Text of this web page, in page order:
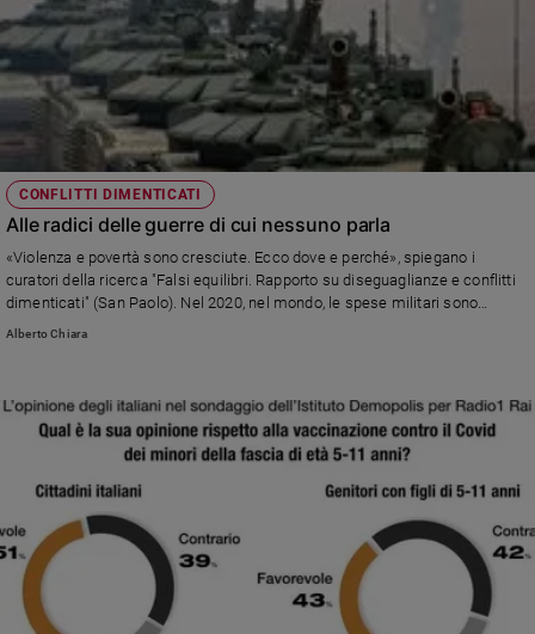
CONFLITTI DIMENTICATI
Alle radici delle guerre di cui nessuno parla
«Violenza e povertà sono cresciute. Ecco dove e perché», spiegano i
curatori della ricerca "Falsi equilibri. Rapporto su diseguaglianze e conflitti
dimenticati" (San Paolo). Nel 2020, nel mondo, le spese militari sono
aumentate del 2,6% in termini reali (+9,3% nell’ultimo decennio) e sono ora
Alberto Chiara